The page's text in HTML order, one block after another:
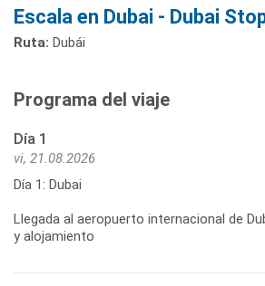
Escala en Dubai - Dubai
Ruta: Dubái
Programa del viaje
Día 1
vi, 21.08.2026
Día 1: Dubai
Llegada al aeropuerto internacional de
y alojamiento